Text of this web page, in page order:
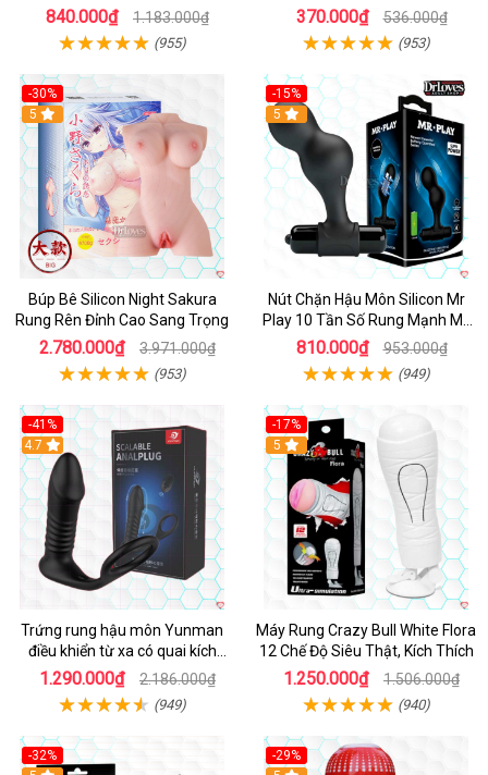
840.000₫ 1.183.000₫
(955)
phấn
370.000₫ 536.000₫
(953)
-30%
Hot
5
Búp Bê Silicon Night Sakura
Rung Rên Đỉnh Cao Sang Trọng
2.780.000₫ 3.971.000₫
(953)
-15%
Hot
5
Nút Chặn Hậu Môn Silicon Mr
Play 10 Tần Số Rung Mạnh Mẽ
Kích Thích
810.000₫ 953.000₫
(949)
-41%
Hot
4.7
Trứng rung hậu môn Yunman
điều khiển từ xa có quai kích
thích
1.290.000₫ 2.186.000₫
(949)
-17%
5
Máy Rung Crazy Bull White Flora
12 Chế Độ Siêu Thật, Kích Thích
1.250.000₫ 1.506.000₫
(940)
-32%
-29%